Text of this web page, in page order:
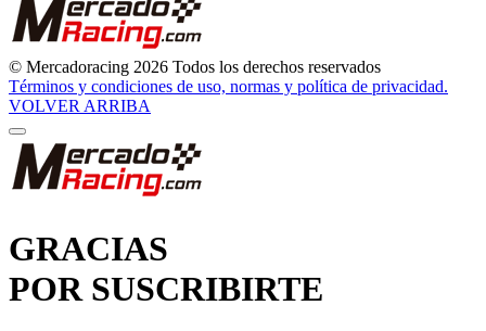
© Mercadoracing 2026 Todos los derechos reservados
Términos y condiciones de uso, normas y política de privacidad.
VOLVER ARRIBA
GRACIAS
POR SUSCRIBIRTE